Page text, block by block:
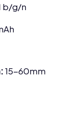
b/g/n
15-60mm